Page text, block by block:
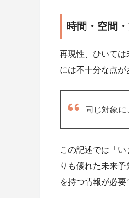
時間・空間
再現性、ひいて
には不十分な点が
同じ対象
この記述では「
りも優れた未来
を持つ情報が必要